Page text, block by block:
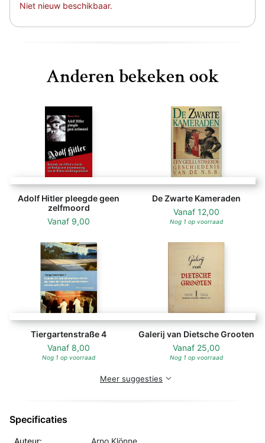
Niet nieuw beschikbaar.
Anderen bekeken ook
Adolf Hitler pleegde geen
zelfmoord
Vanaf 9,00
De Zwarte Kameraden
Vanaf 12,00
Nog 1 op voorraad
Tiergartenstraße 4
Vanaf 8,00
Nog 1 op voorraad
Galerij van Dietsche Grooten
Vanaf 25,00
Nog 1 op voorraad
Meer suggesties
Specificaties